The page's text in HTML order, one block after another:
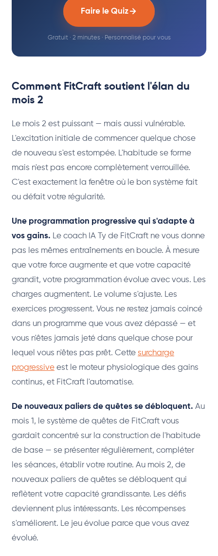
Faire le Quiz
Gratuit · 2 minutes · Personnalisé pour vous
Comment FitCraft soutient l'élan du
mois 2
Le mois 2 est puissant — mais aussi vulnérable.
L'excitation initiale de commencer quelque chose
de nouveau s'est estompée. L'habitude se forme
mais n'est pas encore complètement verrouillée.
C'est exactement la fenêtre où le bon système fait
ou défait votre régularité.
Une programmation progressive qui s'adapte à
vos gains. Le coach IA Ty de FitCraft ne vous donne
pas les mêmes entraînements en boucle. À mesure
que votre force augmente et que votre capacité
grandit, votre programmation évolue avec vous. Les
charges augmentent. Le volume s'ajuste. Les
exercices progressent. Vous ne restez jamais coincé
dans un programme que vous avez dépassé — et
vous n'êtes jamais jeté dans quelque chose pour
lequel vous n'êtes pas prêt. Cette surcharge
progressive est le moteur physiologique des gains
continus, et FitCraft l'automatise.
De nouveaux paliers de quêtes se débloquent. Au
mois 1, le système de quêtes de FitCraft vous
gardait concentré sur la construction de l'habitude
de base — se présenter régulièrement, compléter
les séances, établir votre routine. Au mois 2, de
nouveaux paliers de quêtes se débloquent qui
reflètent votre capacité grandissante. Les défis
deviennent plus intéressants. Les récompenses
s'améliorent. Le jeu évolue parce que vous avez
évolué.